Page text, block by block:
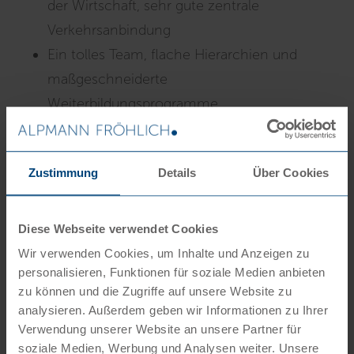
Zustimmung Details Über Cookies
Diese Webseite verwendet Cookies
Wir verwenden Cookies, um Inhalte und Anzeigen zu
personalisieren, Funktionen für soziale Medien anbieten
zu können und die Zugriffe auf unsere Website zu
analysieren. Außerdem geben wir Informationen zu Ihrer
Verwendung unserer Website an unsere Partner für
soziale Medien, Werbung und Analysen weiter. Unsere
der Wirtschaft, sehr gute zentrale
Verkehrsanbindung
Ein tolles Team, flache Hierarchien und
maßgeschneiderte
Weiterbildungsprogramme
Eine gute Gehaltsstruktur mit 13.
Monatsvergütung, Vermögenswirksame
Leistungen, 30 Tage Urlaub
Variable familienfreundliche
Arbeitszeitmodelle
Regelmäßige Team- und Mitarbeiterevents
Überzeugt? Dann freuen wir uns auf Ihre
Bewerbung! Gerne per E-Mail an
bewerbung@alpmann-froehlich.de